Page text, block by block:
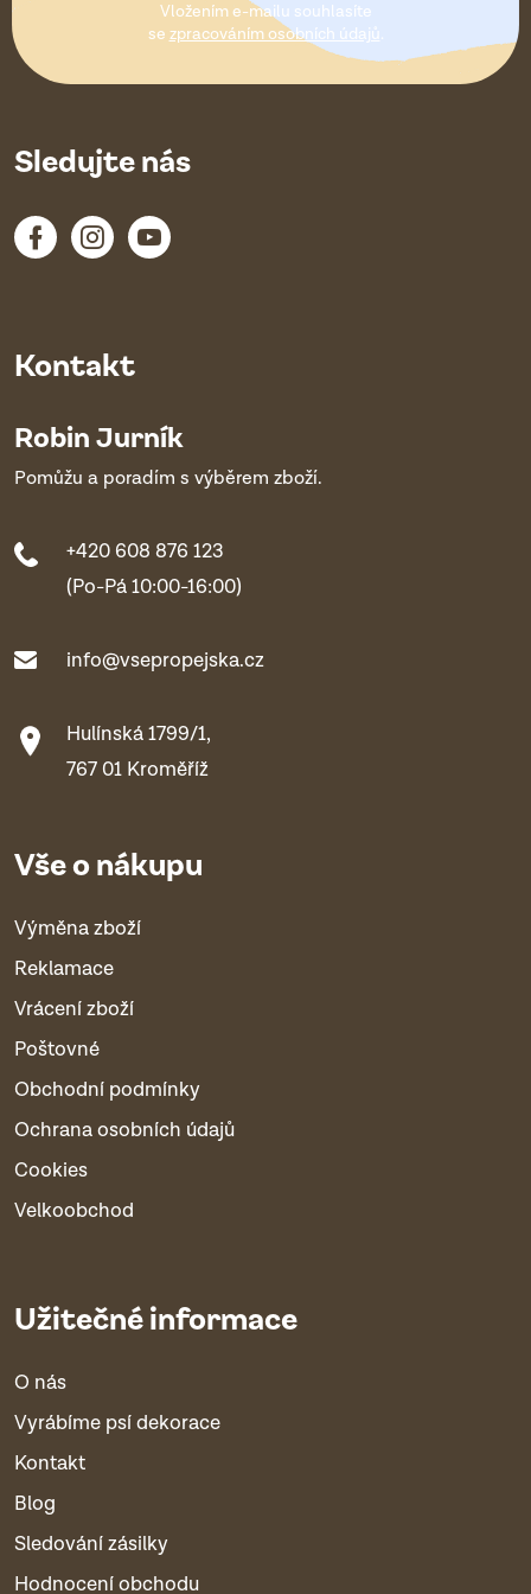
Vložením e-mailu souhlasíte
se zpracováním osobních údajů.
Kontakt
Robin Jurník
Pomůžu a poradím s výběrem zboží.
+420 608 876 123
(Po-Pá 10:00-16:00)
info@vsepropejska.cz
Hulínská 1799/1,
767 01 Kroměříž
Vše o nákupu
Výměna zboží
Reklamace
Vrácení zboží
Poštovné
Obchodní podmínky
Ochrana osobních údajů
Cookies
Velkoobchod
Užitečné informace
O nás
Vyrábíme psí dekorace
Kontakt
Blog
Sledování zásilky
Hodnocení obchodu
Sledujte nás